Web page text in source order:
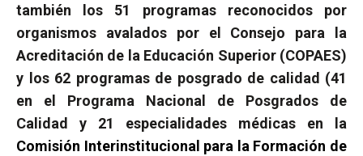
también los 51 programas reconocidos por
organismos avalados por el Consejo para la
Acreditación de la Educación Superior (COPAES)
y los 62 programas de posgrado de calidad (41
en el Programa Nacional de Posgrados de
Calidad y 21 especialidades médicas en la
Comisión Interinstitucional para la Formación de